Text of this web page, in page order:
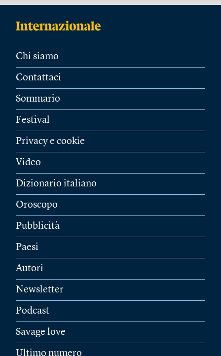
Chi siamo
Contattaci
Sommario
Festival
Privacy e cookie
Video
Dizionario italiano
Oroscopo
Pubblicità
Paesi
Autori
Newsletter
Podcast
Savage love
Ultimo numero